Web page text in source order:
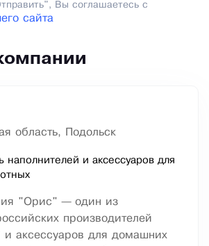
Вы соглашаетесь с
сайта
область, Подольск
наполнителей и аксессуаров для
"Орис" — один из
производителей
и аксессуаров для домашних